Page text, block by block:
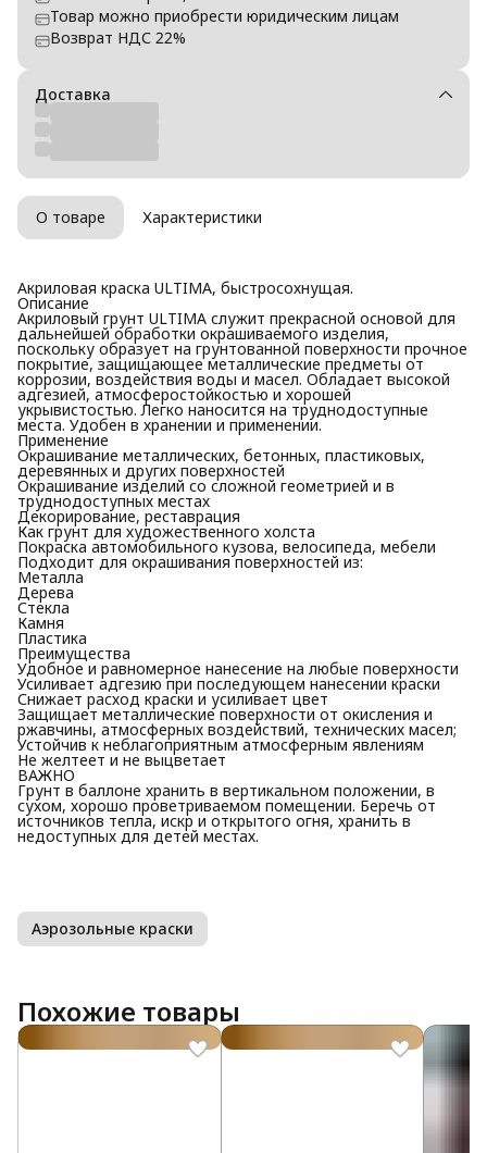
Товар можно приобрести юридическим лицам
Возврат НДС 22%
Доставка
О товаре Характеристики
Акриловая краска ULTIMA, быстросохнущая.
Описание
Акриловый грунт ULTIMA служит прекрасной основой для
дальнейшей обработки окрашиваемого изделия,
поскольку образует на грунтованной поверхности прочное
покрытие, защищающее металлические предметы от
коррозии, воздействия воды и масел. Обладает высокой
адгезией, атмосферостойкостью и хорошей
укрывистостью. Легко наносится на труднодоступные
места. Удобен в хранении и применении.
Применение
Окрашивание металлических, бетонных, пластиковых,
деревянных и других поверхностей
Окрашивание изделий со сложной геометрией и в
труднодоступных местах
Декорирование, реставрация
Как грунт для художественного холста
Покраска автомобильного кузова, велосипеда, мебели
Подходит для окрашивания поверхностей из:
Металла
Дерева
Стекла
Камня
Пластика
Преимущества
Удобное и равномерное нанесение на любые поверхности
Усиливает адгезию при последующем нанесении краски
Снижает расход краски и усиливает цвет
Защищает металлические поверхности от окисления и
ржавчины, атмосферных воздействий, технических масел;
Устойчив к неблагоприятным атмосферным явлениям
Не желтеет и не выцветает
ВАЖНО
Грунт в баллоне хранить в вертикальном положении, в
сухом, хорошо проветриваемом помещении. Беречь от
источников тепла, искр и открытого огня, хранить в
недоступных для детей местах.
Аэрозольные краски
Похожие товары